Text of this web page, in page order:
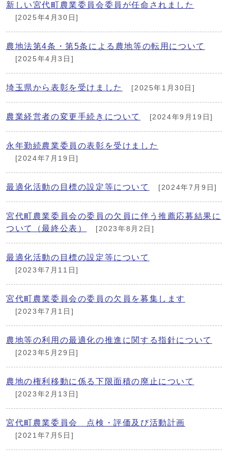
新しい宮代町農業委員会委員が任命されました
[2025年4月30日]
農地法第4条・第5条による農地等の転用について
[2025年4月3日]
埼玉県から表彰を受けました [2025年1月30日]
農業経営者の変更手続きについて [2024年9月19日]
永年勤続農業委員の表彰を受けました
[2024年7月19日]
最適化活動の目標の設定等について [2024年7月9日]
宮代町農業委員会の委員の欠員に伴う推薦応募結果に
ついて（最終公表）
[2023年8月2日]
最適化活動の目標の設定等について
[2023年7月11日]
宮代町農業委員会の委員の欠員を募集します
[2023年7月1日]
農地等の利用の最適化の推進に関する指針について
[2023年5月29日]
農地の権利移動に係る下限面積の廃止について
[2023年2月13日]
宮代町農業委員会 点検・評価及び活動計画
[2021年7月5日]